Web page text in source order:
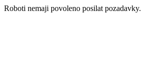
Roboti nemaji povoleno posilat pozadavky.